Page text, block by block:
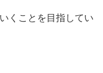
くことを目指してい